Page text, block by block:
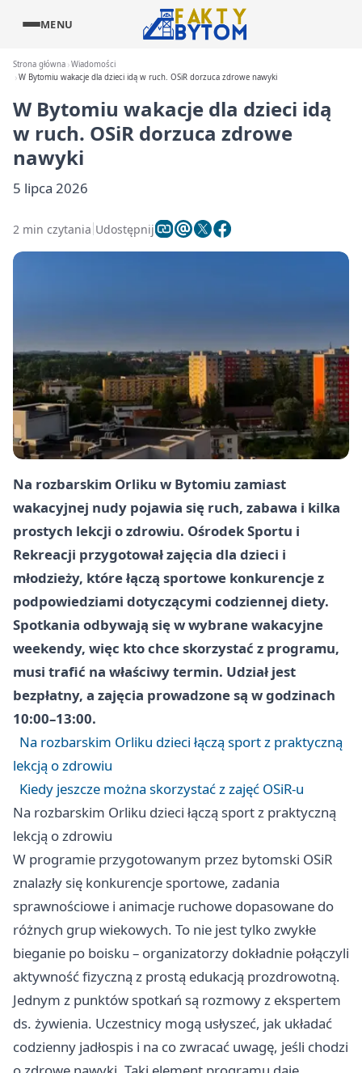
MENU
Strona główna Wiadomości
W Bytomiu wakacje dla dzieci idą w ruch. OSiR dorzuca zdrowe nawyki
W Bytomiu wakacje dla dzieci idą
w ruch. OSiR dorzuca zdrowe
nawyki
5 lipca 2026
2 min czytania Udostępnij
Na rozbarskim Orliku w Bytomiu zamiast
wakacyjnej nudy pojawia się ruch, zabawa i kilka
prostych lekcji o zdrowiu. Ośrodek Sportu i
Rekreacji przygotował zajęcia dla dzieci i
młodzieży, które łączą sportowe konkurencje z
podpowiedziami dotyczącymi codziennej diety.
Spotkania odbywają się w wybrane wakacyjne
weekendy, więc kto chce skorzystać z programu,
musi trafić na właściwy termin. Udział jest
bezpłatny, a zajęcia prowadzone są w godzinach
10:00–13:00.
Na rozbarskim Orliku dzieci łączą sport z praktyczną
lekcją o zdrowiu
Kiedy jeszcze można skorzystać z zajęć OSiR-u
Na rozbarskim Orliku dzieci łączą sport z praktyczną
lekcją o zdrowiu
W programie przygotowanym przez bytomski OSiR
znalazły się konkurencje sportowe, zadania
sprawnościowe i animacje ruchowe dopasowane do
różnych grup wiekowych. To nie jest tylko zwykłe
bieganie po boisku – organizatorzy dokładnie połączyli
aktywność fizyczną z prostą edukacją prozdrowotną.
Jednym z punktów spotkań są rozmowy z ekspertem
ds. żywienia. Uczestnicy mogą usłyszeć, jak układać
codzienny jadłospis i na co zwracać uwagę, jeśli chodzi